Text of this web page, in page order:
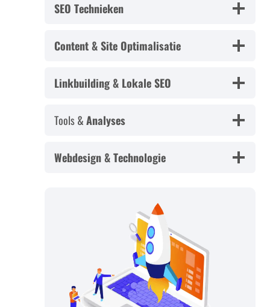
SEO Technieken
Content & Site Optimalisatie
Linkbuilding & Lokale SEO
Tools &Analyses
Webdesign & Technologie